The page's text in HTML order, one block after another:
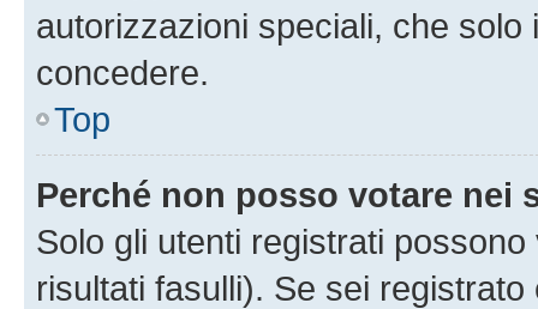
autorizzazioni speciali, che solo
concedere.
Top
Perché non posso votare nei
Solo gli utenti registrati
risultati fasulli). Se sei